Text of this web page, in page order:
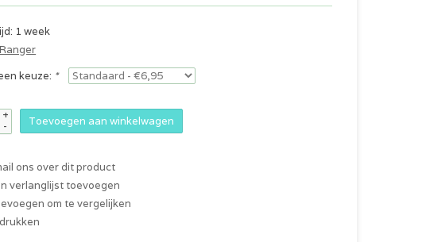
1 week
Ranger
keuze: *
+
-
Toevoegen aan winkelwagen
ons over dit product
verlanglijst toevoegen
om te vergelijken